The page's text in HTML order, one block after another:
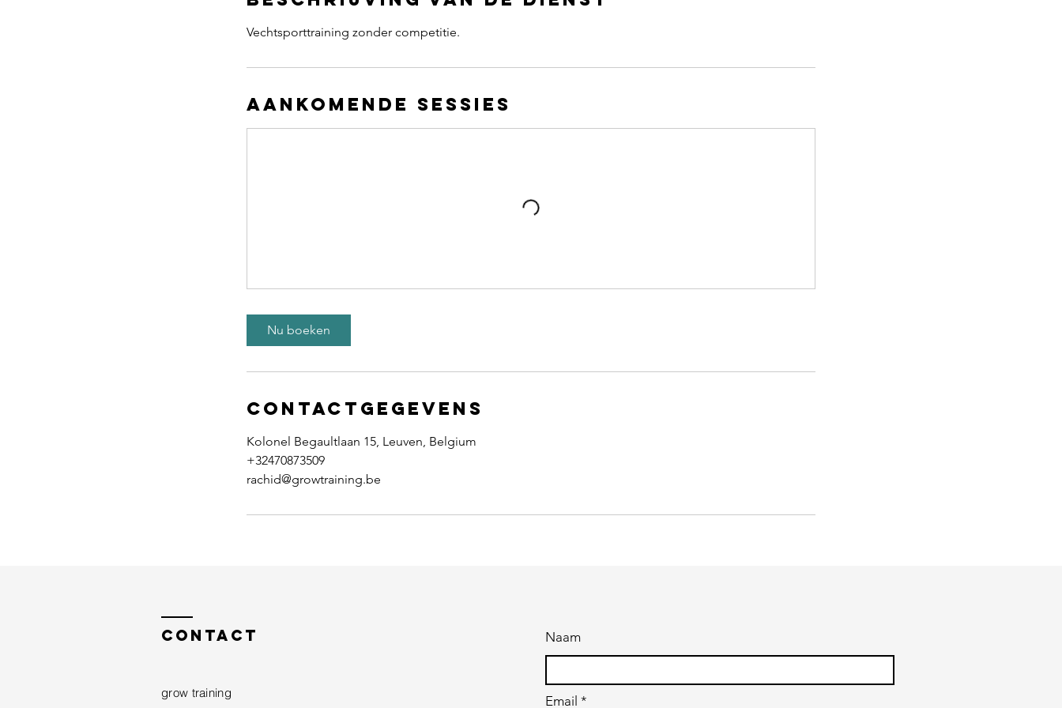
Vechtsporttraining zonder competitie.
Aankomende sessies
Nu boeken
Contactgegevens
Kolonel Begaultlaan 15, Leuven, Belgium
+32470873509
rachid@growtraining.be
Contact
grow training
Naam
Email